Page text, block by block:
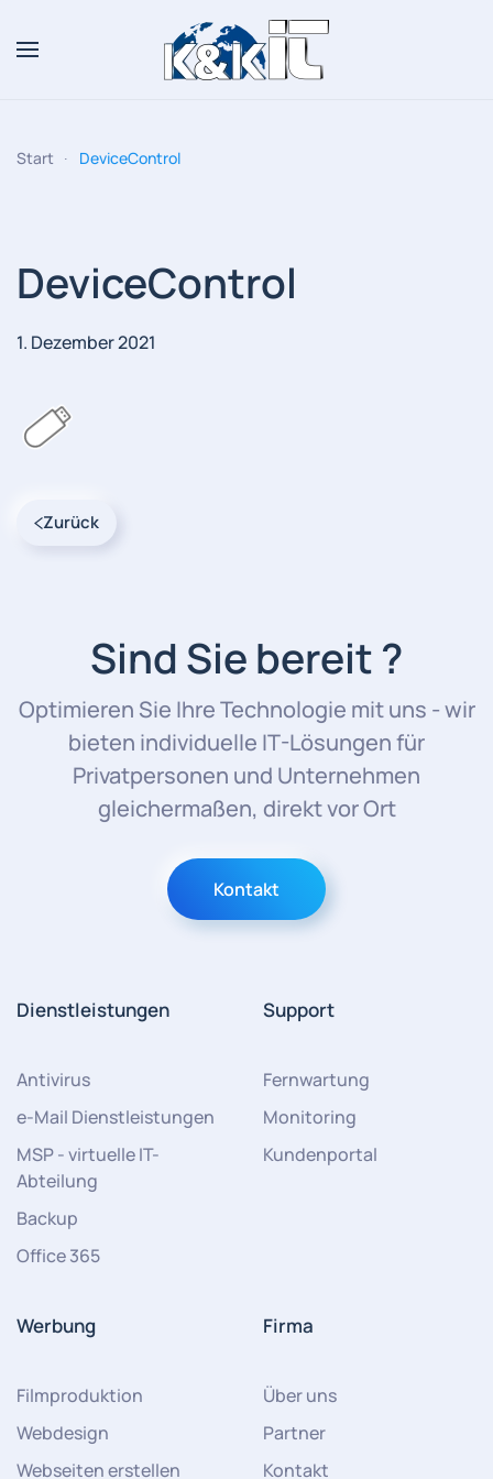
Zum Hauptinhalt springen
Start DeviceControl
DeviceControl
1. Dezember 2021
Zurück
Sind Sie bereit ?
Optimieren Sie Ihre Technologie mit uns - wir
bieten individuelle IT-Lösungen für
Privatpersonen und Unternehmen
gleichermaßen, direkt vor Ort
Kontakt
Dienstleistungen
Antivirus
e-Mail Dienstleistungen
MSP - virtuelle IT-
Abteilung
Backup
Office 365
Support
Fernwartung
Monitoring
Kundenportal
Werbung
Filmproduktion
Webdesign
Webseiten erstellen
Firma
Über uns
Partner
Kontakt